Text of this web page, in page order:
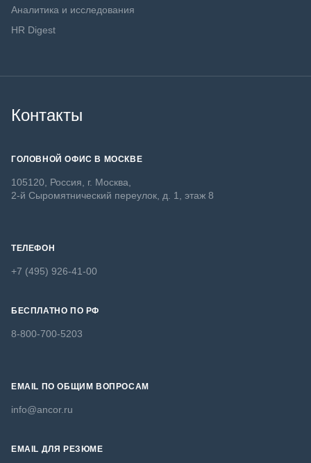
Аналитика и исследования
HR Digest
Контакты
ГОЛОВНОЙ ОФИС В МОСКВЕ
105120, Россия, г. Москва,
2-й Сыромятнический переулок, д. 1, этаж 8
ТЕЛЕФОН
+7 (495) 926-41-00
БЕСПЛАТНО ПО РФ
8-800-700-5203
EMAIL ПО ОБЩИМ ВОПРОСАМ
info@ancor.ru
EMAIL ДЛЯ РЕЗЮМЕ